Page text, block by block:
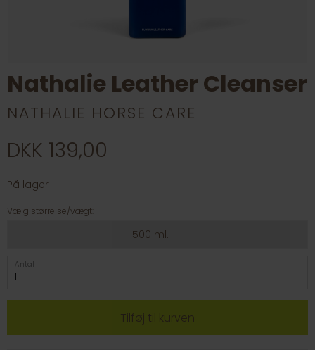
Nathalie Leather Cleanser
NATHALIE HORSE CARE
DKK 139,00
På lager
Vælg størrelse/vægt:
500 ml.
Antal